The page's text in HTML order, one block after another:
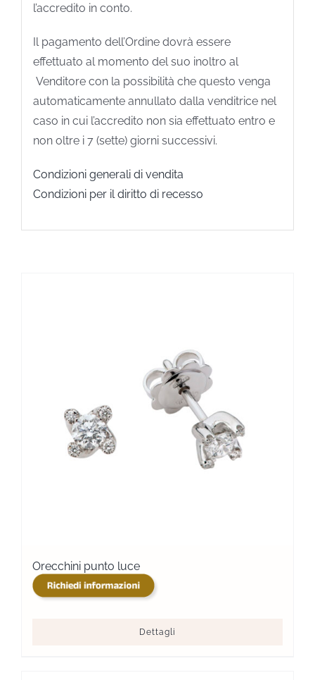
l’accredito in conto.
Il pagamento dell’Ordine dovrà essere
effettuato al momento del suo inoltro al
Venditore con la possibilità che questo venga
automaticamente annullato dalla venditrice nel
caso in cui l’accredito non sia effettuato entro e
non oltre i 7 (sette) giorni successivi.
Condizioni generali di vendita
Condizioni per il diritto di recesso
Orecchini punto luce
Dettagli